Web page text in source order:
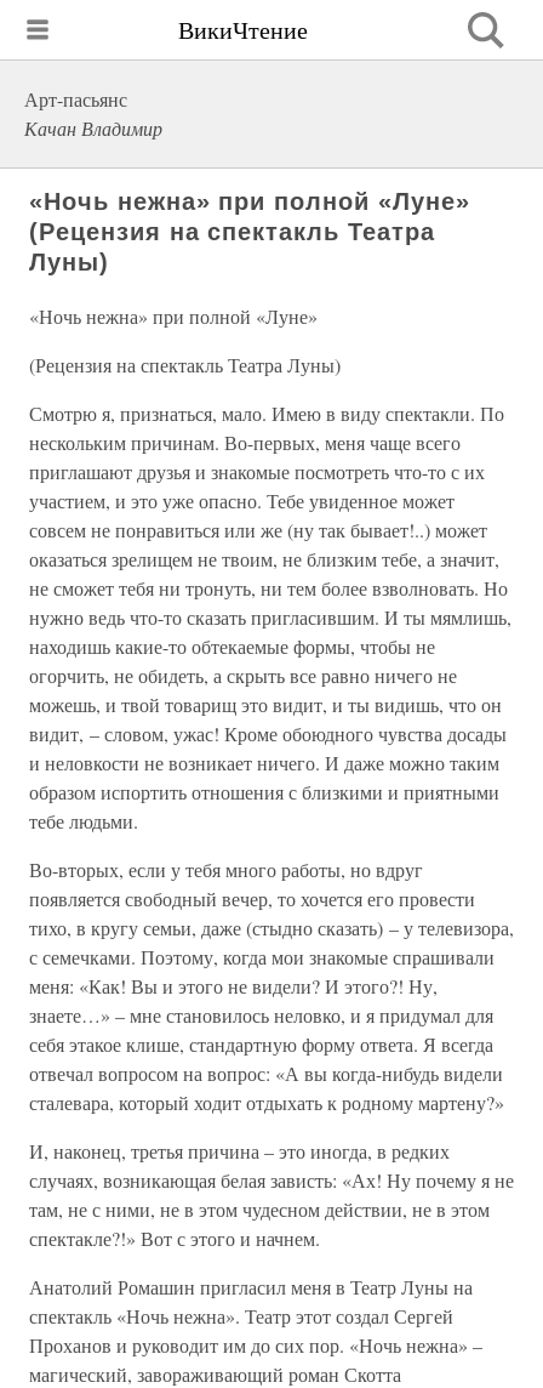
ВикиЧтение
Арт-пасьянс
Качан Владимир
«Ночь нежна» при полной «Луне»
(Рецензия на спектакль Театра
Луны)
«Ночь нежна» при полной «Луне»
(Рецензия на спектакль Театра Луны)
Смотрю я, признаться, мало. Имею в виду спектакли. По
нескольким причинам. Во-первых, меня чаще всего
приглашают друзья и знакомые посмотреть что-то с их
участием, и это уже опасно. Тебе увиденное может
совсем не понравиться или же (ну так бывает!..) может
оказаться зрелищем не твоим, не близким тебе, а значит,
не сможет тебя ни тронуть, ни тем более взволновать. Но
нужно ведь что-то сказать пригласившим. И ты мямлишь,
находишь какие-то обтекаемые формы, чтобы не
огорчить, не обидеть, а скрыть все равно ничего не
можешь, и твой товарищ это видит, и ты видишь, что он
видит, – словом, ужас! Кроме обоюдного чувства досады
и неловкости не возникает ничего. И даже можно таким
образом испортить отношения с близкими и приятными
тебе людьми.
Во-вторых, если у тебя много работы, но вдруг
появляется свободный вечер, то хочется его провести
тихо, в кругу семьи, даже (стыдно сказать) – у телевизора,
с семечками. Поэтому, когда мои знакомые спрашивали
меня: «Как! Вы и этого не видели? И этого?! Ну,
знаете…» – мне становилось неловко, и я придумал для
себя этакое клише, стандартную форму ответа. Я всегда
отвечал вопросом на вопрос: «А вы когда-нибудь видели
сталевара, который ходит отдыхать к родному мартену?»
И, наконец, третья причина – это иногда, в редких
случаях, возникающая белая зависть: «Ах! Ну почему я не
там, не с ними, не в этом чудесном действии, не в этом
спектакле?!» Вот с этого и начнем.
Анатолий Ромашин пригласил меня в Театр Луны на
спектакль «Ночь нежна». Театр этот создал Сергей
Проханов и руководит им до сих пор. «Ночь нежна» –
магический, завораживающий роман Скотта